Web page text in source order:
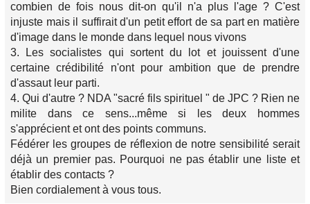
combien de fois nous dit-on qu'il n'a plus l'age ? C'est
injuste mais il suffirait d'un petit effort de sa part en matière
d'image dans le monde dans lequel nous vivons
3. Les socialistes qui sortent du lot et jouissent d'une
certaine crédibilité n'ont pour ambition que de prendre
d'assaut leur parti.
4. Qui d'autre ? NDA "sacré fils spirituel " de JPC ? Rien ne
milite dans ce sens...même si les deux hommes
s'apprécient et ont des points communs.
Fédérer les groupes de réflexion de notre sensibilité serait
déjà un premier pas. Pourquoi ne pas établir une liste et
établir des contacts ?
Bien cordialement à vous tous.